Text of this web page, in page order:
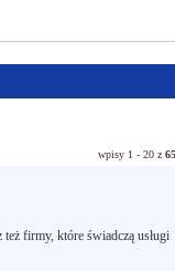
wpisy 1 - 20 z
firmy, które świadczą usługi